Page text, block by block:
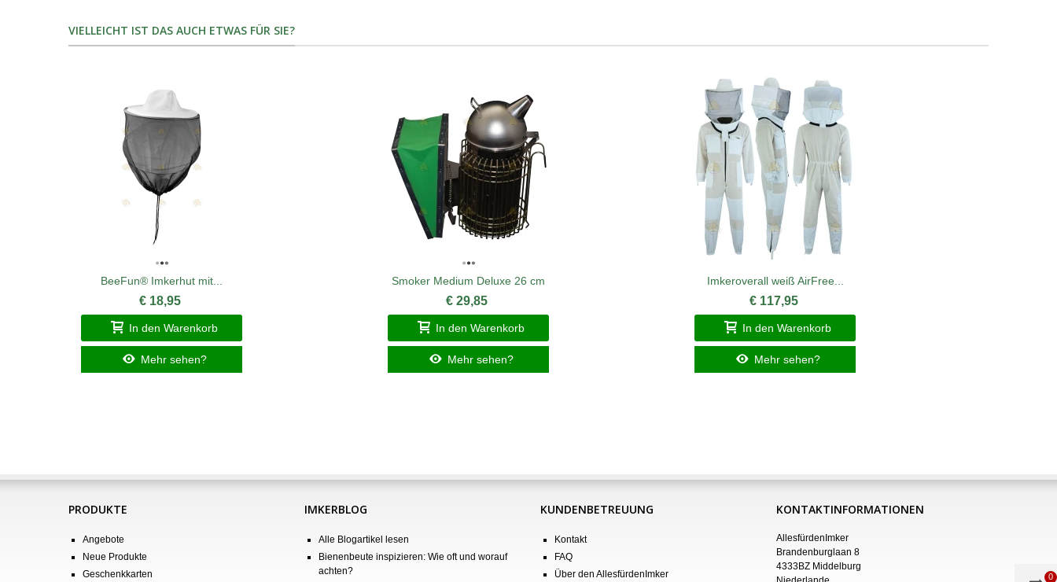
VIELLEICHT IST DAS AUCH ETWAS FÜR SIE?
BeeFun® Imkerhut mit...
€ 18,95
In den Warenkorb
Mehr sehen?
Smoker Medium Deluxe 26 cm
€ 29,85
In den Warenkorb
Mehr sehen?
Imkeroverall weiß AirFree...
€ 117,95
In den Warenkorb
Mehr sehen?
PRODUKTE
Angebote
Neue Produkte
Geschenkkarten
IMKERBLOG
Alle Blogartikel lesen
Bienenbeute inspizieren: Wie oft und worauf
achten?
KUNDENBETREUUNG
Kontakt
FAQ
Über den AllesfürdenImker
KONTAKTINFORMATIONEN
AllesfürdenImker
Brandenburglaan 8
4333BZ Middelburg
0